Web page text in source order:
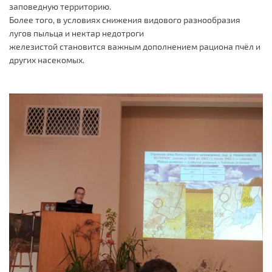
заповедную территорию.
Более того, в условиях снижения видового разнообразия
лугов пыльца и нектар недотроги
железистой становится важным дополнением рациона пчёл и
других насекомых.